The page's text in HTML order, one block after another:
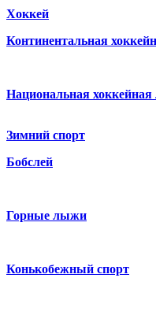
Хоккей
Континентальная
Национальная
Зимний спорт
Бобслей
Горные лыжи
Конькобежный спорт